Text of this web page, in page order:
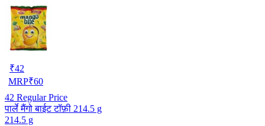
₹42
MRP₹60
42 Regular Price
पार्ले मैंगो बाईट टॉफ़ी 214.5 g
214.5 g